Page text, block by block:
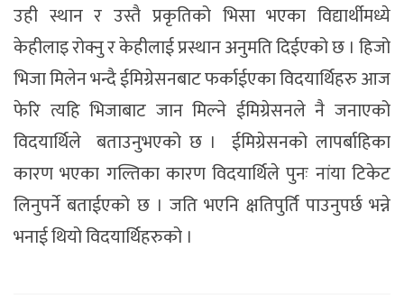
उही स्थान र उस्तै प्रकृतिको भिसा भएका विद्यार्थीमध्ये
केहीलाइ रोक्नु र केहीलाई प्रस्थान अनुमति दिईएको छ । हिजो
भिजा मिलेन भन्दै ईमिग्रेसनबाट फर्काईएका विदयार्थिहरु आज
फेरि त्यहि भिजाबाट जान मिल्ने ईमिग्रेसनले नै जनाएको
विदयार्थिले बताउनुभएको छ । ईमिग्रेसनको लापर्बाहिका
कारण भएका गल्तिका कारण विदयार्थिले पुनः नांया टिकेट
लिनुपर्ने बताईएको छ । जति भएनि क्षतिपुर्ति पाउनुपर्छ भन्ने
भनाई थियो विदयार्थिहरुको ।